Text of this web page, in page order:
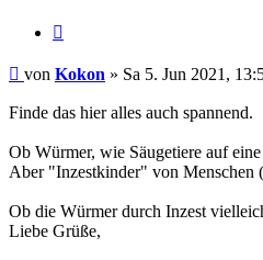
Beitrag
von Kokon » Sa 5. Jun 2021,
Finde das hier alles auch spannend.
Ob Würmer, wie Säugetiere auf
Aber "Inzestkinder" von Menschen
Ob die Würmer durch Inzest
Liebe Grüße,